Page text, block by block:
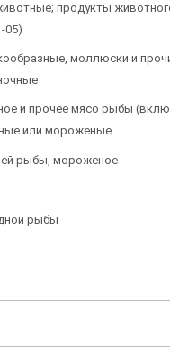
продукты
05)
моллюски и
и прочее мясо рыбы
или мороженые
рыбы, мороженое
рыбы